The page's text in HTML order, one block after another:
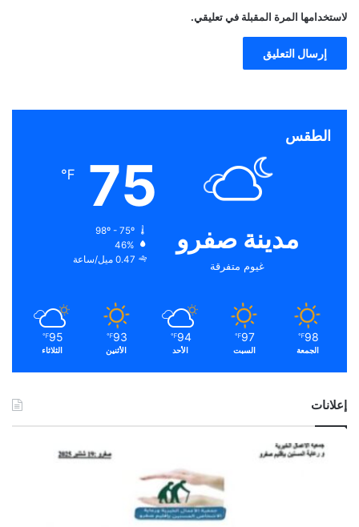
لاستخدامها المرة المقبلة في تعليقي.
الطقس
مدينة صفرو
غيوم متفرقة
75
℉
98º - 75º
46%
0.47 ميل/ساعة
98
℉
الجمعة
97
℉
السبت
94
℉
الأحد
93
℉
الأثنين
95
℉
الثلاثاء
إعلانات